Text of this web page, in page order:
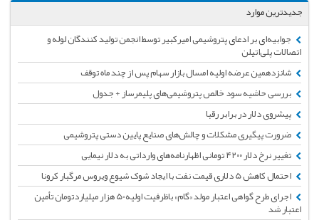
جدیدترین موارد
جوابیه‌ای بر ادعای پتروشیمی امیرکبیر توسط انجمن تولید کنندگان لوله و
اتصالات پلی‌اتیلن
شانزدهمین عرضه اولیه امسال بازار سهام پس از چند ماه توقف
بررسی حاشیه سود خالص پتروشیمی‌های پلیمرساز + جدول
پیشروی دلار در برابر رقبا
ضرورت پیگیری مشکلات و چالش‌های صنایع پایین دستی پتروشیمی
تغییر نرخ دلار ۴۲۰۰ تومانی اظهارنامه‌های وارداتی به دلار نیمایی
احتمال کاهش 5 دلاری قیمت نفت با ایجاد شوک شیوع ویروس مرگبار کرونا
اجرای طرح گواهی اعتبار مولد «گام» باظرفیت اولیه50 هزار میلیاردتومان تأمین
اعتبار شد